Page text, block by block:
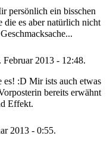
persönlich ein bisschen
die es aber natürlich nicht
Februar 2013 - 12:48.
es! :D Mir ists auch etwas
bereits erwähnt
Effekt.
2013 - 0:55.